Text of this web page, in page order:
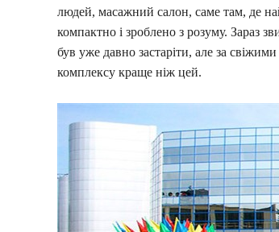
людей, масажний салон, саме там, де
компактно і зроблено з розуму. Зараз
був уже давно застаріти, але за
комплексу краще ніж цей.